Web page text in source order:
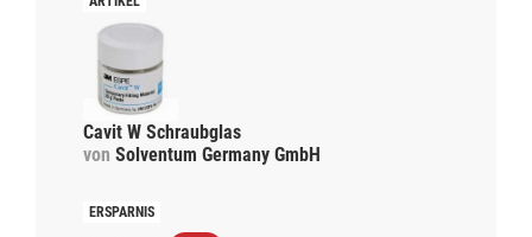
Cavit W Schraubglas
von Solventum Germany GmbH